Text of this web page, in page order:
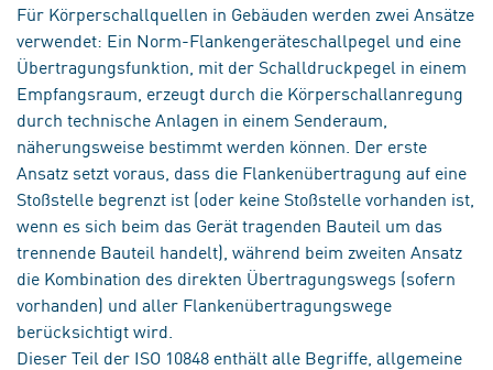
Für Körperschallquellen in Gebäuden werden zwei Ansätze
verwendet: Ein Norm-Flankengeräteschallpegel und eine
Übertragungsfunktion, mit der Schalldruckpegel in einem
Empfangsraum, erzeugt durch die Körperschallanregung
durch technische Anlagen in einem Senderaum,
näherungsweise bestimmt werden können. Der erste
Ansatz setzt voraus, dass die Flankenübertragung auf eine
Stoßstelle begrenzt ist (oder keine Stoßstelle vorhanden ist,
wenn es sich beim das Gerät tragenden Bauteil um das
trennende Bauteil handelt), während beim zweiten Ansatz
die Kombination des direkten Übertragungswegs (sofern
vorhanden) und aller Flankenübertragungswege
berücksichtigt wird.
Dieser Teil der ISO 10848 enthält alle Begriffe, allgemeine